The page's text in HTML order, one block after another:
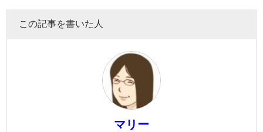
この記事を書いた人
マリー